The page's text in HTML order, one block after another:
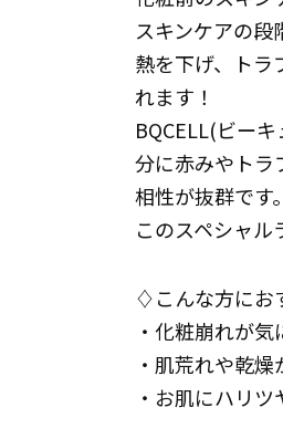
スキンケアの
熱を下げ、トラ
れます！
BQCELL(ビー
分に赤みやトラ
相性が抜群です。
このスペシャル
♢こんな方にお
・化粧崩れが気
・肌荒れや乾
・お肌にハリ